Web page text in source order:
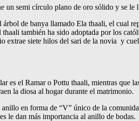
un semi círculo plano de oro sólido y se
de banya llamado Ela thaali, el cual
también ha sido adoptada por los
siete hilos del sari de la novia y
es el Ramar o Pottu thaali, mientras que
la diosa al hogar durante el matrimonio.
en forma de “V” único de la
le dan más importancia al anillo de bodas.